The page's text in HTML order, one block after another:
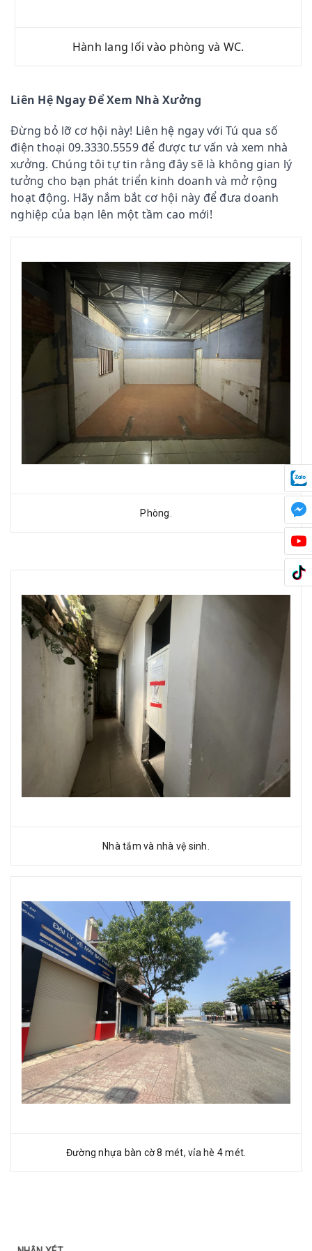
Hành lang lối vào phòng và WC.
Liên Hệ Ngay Để Xem Nhà Xưởng
Đừng bỏ lỡ cơ hội này! Liên hệ ngay với Tú qua số
điện thoại 09.3330.5559 để được tư vấn và xem nhà
xưởng. Chúng tôi tự tin rằng đây sẽ là không gian lý
tưởng cho bạn phát triển kinh doanh và mở rộng
hoạt động. Hãy nắm bắt cơ hội này để đưa doanh
nghiệp của bạn lên một tầm cao mới!
Phòng.
Nhà tắm và nhà vệ sinh.
Đường nhựa bàn cờ 8 mét, vỉa hè 4 mét.